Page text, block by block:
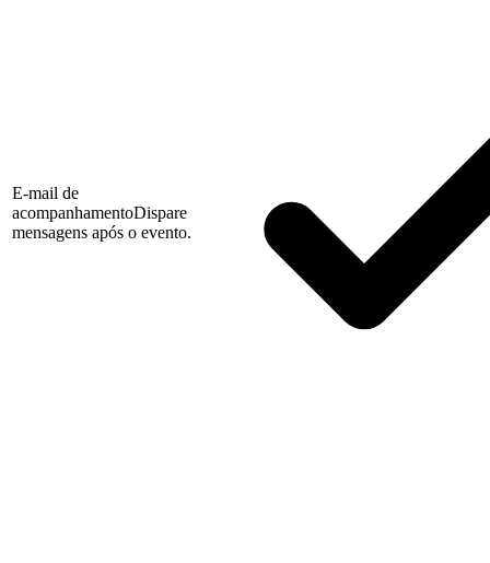
E-mail de
acompanhamentoDispare
mensagens após o evento.